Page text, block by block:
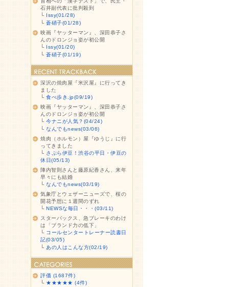
石井副代表に批判殺到
└ Issy(01/28)
└蒼硝子(01/28)
映画『ヤッターマン』、深田恭子さ
んのドロンジョ姿が初公開
└ Issy(01/20)
└蒼硝子(01/19)
深沢の焼肉屋『米沢屋』に行ってき
ました
└食べ歩き.jp(09/19)
映画『ヤッターマン』、深田恭子さ
んのドロンジョ姿が初公開
└今ナニが人気？(04/24)
└なんでもnews(03/06)
焼肉（ホルモン）屋『ゆうじ』に行
ってきました
└ さぷら伊豆！渋谷の平日・伊豆の
休日(05/13)
陣内智則さんと藤原紀香さん、来年
早々にも結婚
└なんでもnews(03/19)
気象庁とウェザーニューズで、桜の
開花予想に１週間のずれ
└NEWSな毎日・・・(03/11)
スターバックス、急ブレーキのわけ
は「ブランド力の低下」
└ コールセンタートレーナー読書日
記(03/05)
└ あの人はこんな方(02/19)
評価 (1687件)
└ ★★★★★ (4件)